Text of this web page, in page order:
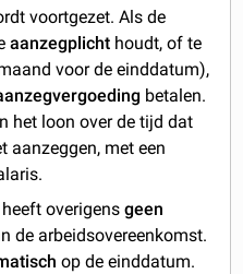
voortgezet. Als de
aanzegplicht houdt, of te
voor de einddatum),
betalen.
het loon over de tijd dat
aanzeggen, met een
overigensgeen
de arbeidsovereenkomst.
op de einddatum.